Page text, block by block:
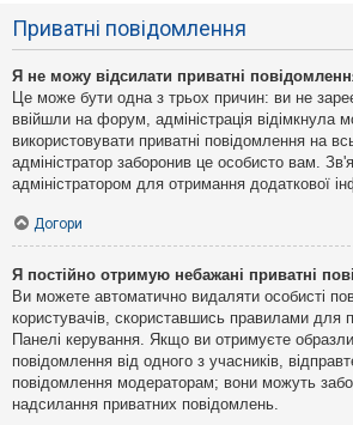
Приватні повідомлення
Я не можу відсилати приватні
Це може бути одна з трьох причин: ви не
ввійшли на форум, адміністрація відімкнула
використовувати приватні повідомлення на
адміністратор заборонив це особисто вам.
адміністратором для отримання додаткової
Догори
Я постійно отримую небажані приватні
Ви можете автоматично видаляти особисті
користувачів, скориставшись правилами для
Панелі керування. Якщо ви отримуєте
повідомлення від одного з учасників,
повідомлення модераторам; вони можуть
надсилання приватних повідомлень.